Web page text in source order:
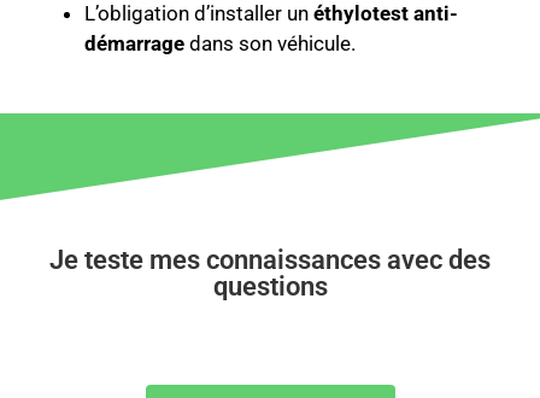
L’obligation d’installer un éthylotest anti-
démarrage dans son véhicule.
Je teste mes connaissances avec des
questions